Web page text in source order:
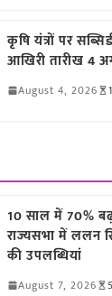
कृषि यंत्रों पर
आखिरी तारीख 4
August 4, 2026
10 साल में 70%
राज्यसभा में ललन
की उपलब्धियां
August 7, 2026